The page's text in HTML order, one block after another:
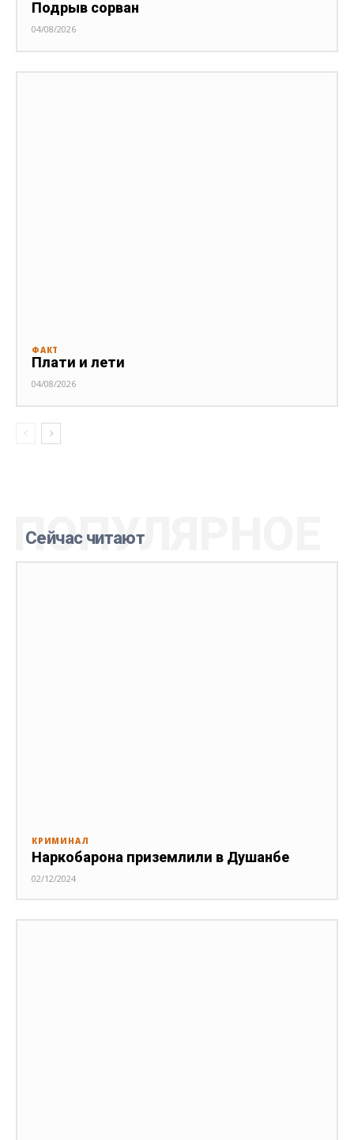
Подрыв сорван
04/08/2026
ФАКТ
Плати и лети
04/08/2026
Сейчас читают
ПОПУЛЯРНОЕ
КРИМИНАЛ
Наркобарона приземлили в Душанбе
02/12/2024